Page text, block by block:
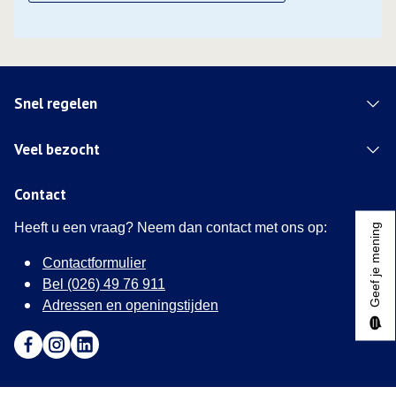
Snel regelen
Veel bezocht
Contact
Heeft u een vraag? Neem dan contact met ons op:
Contactformulier
Bel (026) 49 76 911
Adressen en openingstijden
Geef je mening